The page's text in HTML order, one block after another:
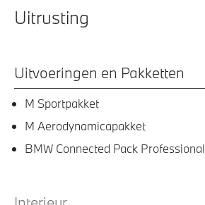
Uitrusting
Uitvoeringen en Pakketten
M Sportpakket
M Aerodynamicapakket
BMW Connected Pack Professional